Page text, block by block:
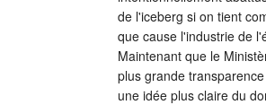
de l'iceberg si on tient
que cause l'industrie de
Maintenant que le
plus grande
une idée plus claire du